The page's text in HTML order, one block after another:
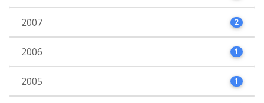
2007 2
2006 1
2005 1